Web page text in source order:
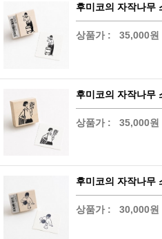
후미코의 자작나무
상품가 : 35,000원
후미코의 자작나무
상품가 : 35,000원
후미코의 자작나무
상품가 : 30,000원